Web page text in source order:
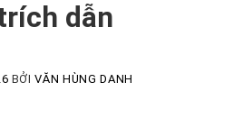
dẫn
BỞIVĂN HÙNG DANH